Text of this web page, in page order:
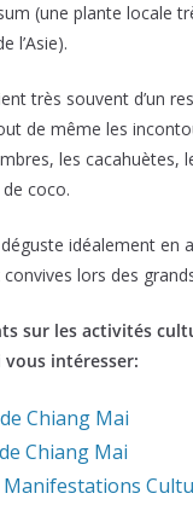
(une plante locale
l’Asie).
très souvent d’un
de même les
les cacahuètes,
coco.
idéalement en
lors des
sur les activités
intéresser:
Chiang Mai
Chiang Mai
Manifestations